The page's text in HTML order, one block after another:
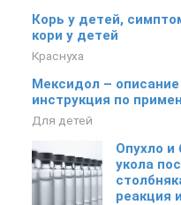
Корь у детей,
кори у детей
Краснуха
Мексидол –
инструкция по
Для детей
Опухло и
укола
реакция